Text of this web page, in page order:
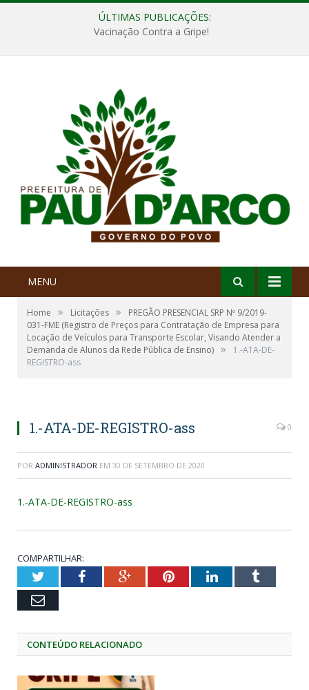
ÚLTIMAS PUBLICAÇÕES:
Vacinação Contra a Gripe!
MENU
Home » Licitações »
PREGÃO PRESENCIAL SRP Nº 9/2019-
031-FME (Registro de Preços para Contratação de Empresa para
Locação de Veículos para Transporte Escolar, Visando Atender a
Demanda de Alunos da Rede Pública de Ensino) »
1.-ATA-DE-
REGISTRO-ass
1.-ATA-DE-REGISTRO-ass 0
POR ADMINISTRADOR EM 30 DE SETEMBRO DE 2020
1.-ATA-DE-REGISTRO-ass
COMPARTILHAR:
TwitterFacebookGoogle+PinterestLinkedInTumblr
Email
CONTEÚDO RELACIONADO